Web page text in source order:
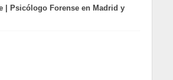
| Psicólogo Forense en Madrid y